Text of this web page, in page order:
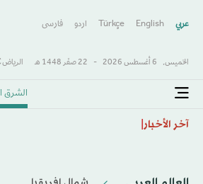
عربي English
Türkçe اردو فارسى
الخميس, 6 أغسطس 2026 - 22 صفَر 1448 هـ الرياض
الشرق
آخر الأخبار